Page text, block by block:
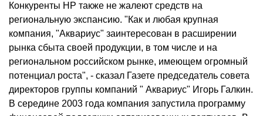
Конкуренты НР также не жалеют средств на
региональную экспансию. "Как и любая крупная
компания, "Аквариус" заинтересован в расширении
рынка сбыта своей продукции, в том числе и на
региональном российском рынке, имеющем огромный
потенциал роста", - сказал Газете председатель совета
директоров группы компаний " Аквариус" Игорь Галкин.
В середине 2003 года компания запустила программу